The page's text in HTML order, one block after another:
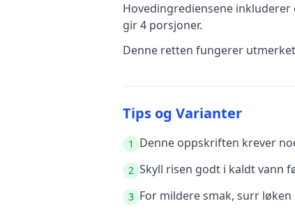
Hovedingrediensene inkluderer
gir4 porsjoner.
Denne retten fungerer
Tips og Varianter
1 Denne oppskriften krever
2 Skyll risen godt i kaldt vann
3 For mildere smak, surr